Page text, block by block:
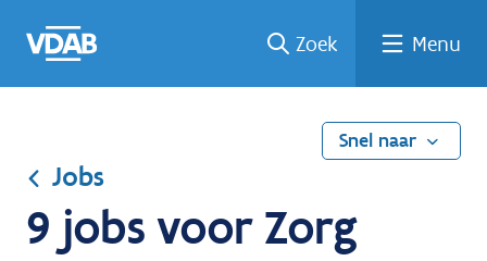
naar
een
een
job
naar
Zoek Menu
Snel naar
Jobs
9 jobs voor Zorg